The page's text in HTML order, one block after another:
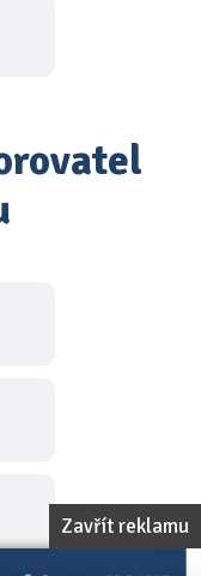
Zavřít reklamu